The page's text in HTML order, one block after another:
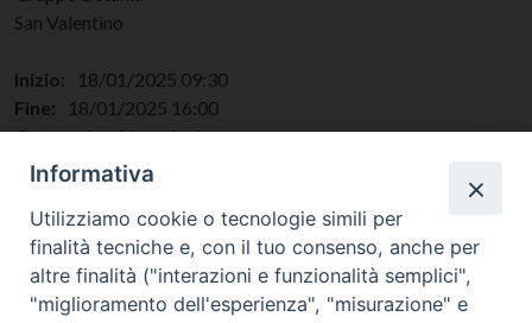
San Valentino
Inizio:
18/01/2025 09:30
Fine:
18/01/2025 16:00
Categorie: Vocazioni
Regione: Lazio
Informativa
Utilizziamo cookie o tecnologie simili per
finalità tecniche e, con il tuo consenso, anche per
altre finalità ("interazioni e funzionalità semplici",
"miglioramento dell'esperienza", "misurazione" e